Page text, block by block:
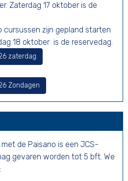
Zaterdag 17 oktober is de
cursussen zijn gepland starten
18 oktober is de reservedag.
zaterdag
Zondagen
de Paisano is een JCS-
gevaren worden tot 5 bft. We